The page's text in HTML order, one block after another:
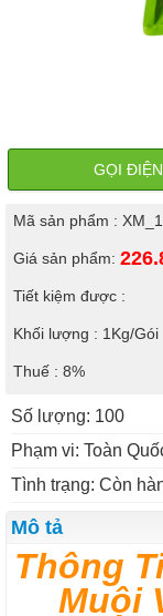
GỌI ĐIỆN
Mã sản phẩm : XM_1
Giá sản phẩm:
Tiết kiệm được :
Khối lượng : 1Kg/Gói
Thuế : 8%
Số lượng: 100
Phạm vi: Toàn
Tình trạng: Còn
Mô tả
Thông
Muội